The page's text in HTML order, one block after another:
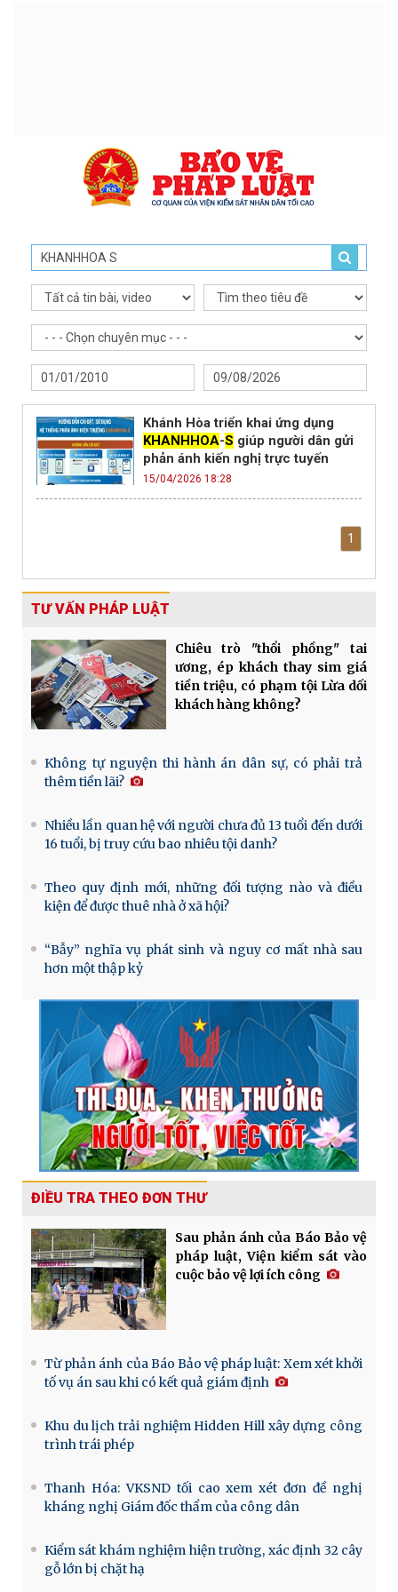
Khánh Hòa triển khai ứng dụng
KHANHHOA-S giúp người dân gửi
phản ánh kiến nghị trực tuyến
15/04/2026 18:28
1
TƯ VẤN PHÁP LUẬT
Chiêu trò "thổi phồng" tai
ương, ép khách thay sim giá
tiền triệu, có phạm tội Lừa dối
khách hàng không?
Không tự nguyện thi hành án dân sự, có phải trả
thêm tiền lãi?
Nhiều lần quan hệ với người chưa đủ 13 tuổi đến dưới
16 tuổi, bị truy cứu bao nhiêu tội danh?
Theo quy định mới, những đối tượng nào và điều
kiện để được thuê nhà ở xã hội?
“Bẫy” nghĩa vụ phát sinh và nguy cơ mất nhà sau
hơn một thập kỷ
ĐIỀU TRA THEO ĐƠN THƯ
Sau phản ánh của Báo Bảo vệ
pháp luật, Viện kiểm sát vào
cuộc bảo vệ lợi ích công
Từ phản ánh của Báo Bảo vệ pháp luật: Xem xét khởi
tố vụ án sau khi có kết quả giám định
Khu du lịch trải nghiệm Hidden Hill xây dựng công
trình trái phép
Thanh Hóa: VKSND tối cao xem xét đơn đề nghị
kháng nghị Giám đốc thẩm của công dân
Kiểm sát khám nghiệm hiện trường, xác định 32 cây
gỗ lớn bị chặt hạ